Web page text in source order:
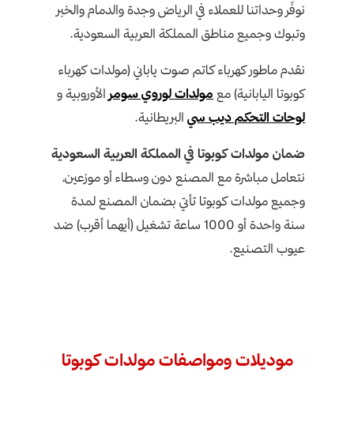
نوفّر وحداتنا للعملاء في الرياض وجدة والدمام والخبر
وتبوك وجميع مناطق المملكة العربية السعودية.
نقدم ماطور كهرباء كاتم صوت ياباني (مولدات كهرباء
كوبوتا اليابانية) مع مولدات لوروي سومر الأوروبية و
لوحات التحكم ديب سيالبريطانية.
ضمان مولدات كوبوتا في المملكة العربية السعودية
نتعامل مباشرة مع المصنع دون وسطاء أو موزعين،
وجميع مولدات كوبوتا تأتي بضمان المصنع لمدة
سنة واحدة أو 1000 ساعة تشغيل (أيهما أقرب) ضد
عيوب التصنيع.
موديلات ومواصفات مولدات كوبوتا